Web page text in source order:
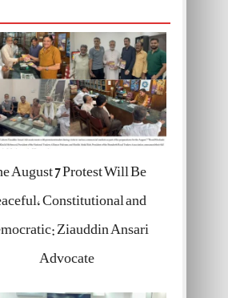
August 7 Protest Will Be
Constitutional and
Ziauddin Ansari
Advocate